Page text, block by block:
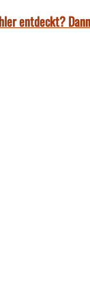
entdeckt?